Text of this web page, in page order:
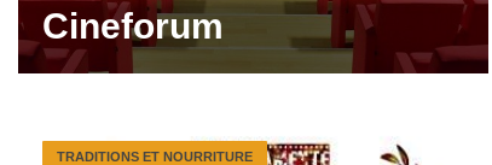
Cineforum
TRADITIONS ET NOURRITURE